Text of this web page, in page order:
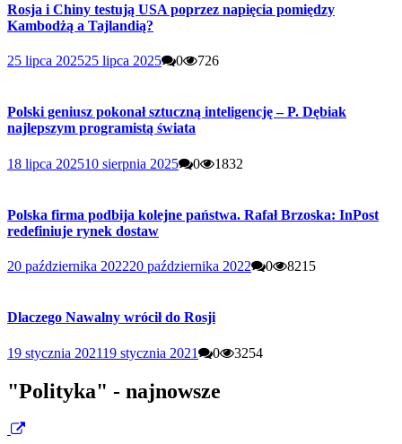
Rosja i Chiny testują USA poprzez napięcia pomiędzy
Kambodżą a Tajlandią?
25 lipca 202525 lipca 2025 0 726
Polski geniusz pokonał sztuczną inteligencję – P. Dębiak
najlepszym programistą świata
18 lipca 202510 sierpnia 2025 0 1832
Polska firma podbija kolejne państwa. Rafał Brzoska: InPost
redefiniuje rynek dostaw
20 października 202220 października 2022 0 8215
Dlaczego Nawalny wrócił do Rosji
19 stycznia 202119 stycznia 2021 0 3254
"Polityka" - najnowsze